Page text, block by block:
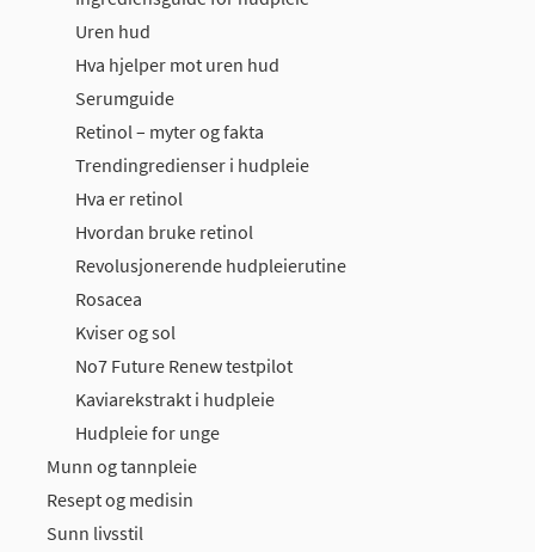
Uren hud
Hva hjelper mot uren hud
Serumguide
Retinol – myter og fakta
Trendingredienser i hudpleie
Hva er retinol
Hvordan bruke retinol
Revolusjonerende hudpleierutine
Rosacea
Kviser og sol
No7 Future Renew testpilot
Kaviarekstrakt i hudpleie
Hudpleie for unge
Munn og tannpleie
Resept og medisin
Sunn livsstil